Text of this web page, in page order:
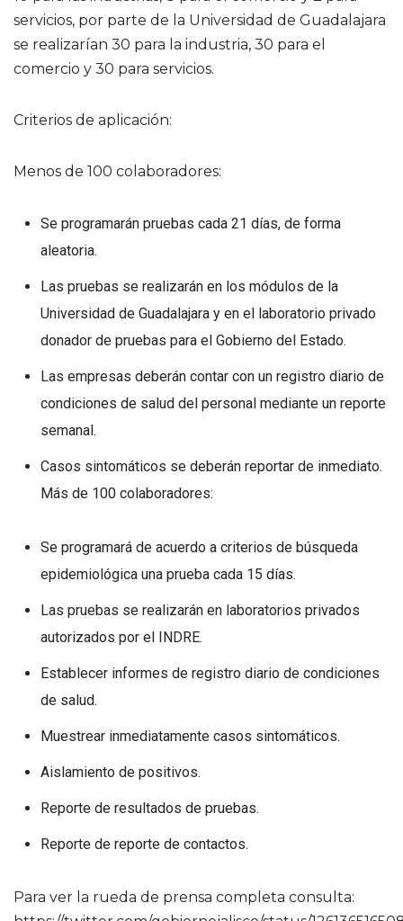
servicios, por parte de la Universidad de Guadalajara
se realizarían 30 para la industria, 30 para el
comercio y 30 para servicios.
Criterios de aplicación:
Menos de 100 colaboradores:
Se programarán pruebas cada 21 días, de forma
aleatoria.
Las pruebas se realizarán en los módulos de la
Universidad de Guadalajara y en el laboratorio privado
donador de pruebas para el Gobierno del Estado.
Las empresas deberán contar con un registro diario de
condiciones de salud del personal mediante un reporte
semanal.
Casos sintomáticos se deberán reportar de inmediato.
Más de 100 colaboradores:
Se programará de acuerdo a criterios de búsqueda
epidemiológica una prueba cada 15 días.
Las pruebas se realizarán en laboratorios privados
autorizados por el INDRE.
Establecer informes de registro diario de condiciones
de salud.
Muestrear inmediatamente casos sintomáticos.
Aislamiento de positivos.
Reporte de resultados de pruebas.
Reporte de reporte de contactos.
Para ver la rueda de prensa completa consulta: